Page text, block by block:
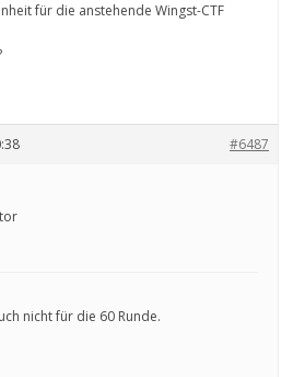
für die anstehende Wingst-CTF
#6487
nicht für die 60 Runde.